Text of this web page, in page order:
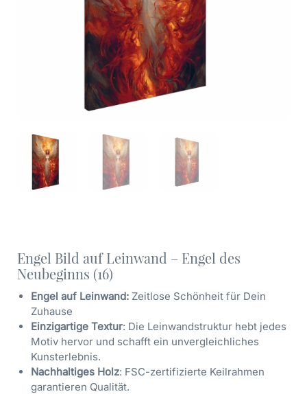
Engel Bild auf Leinwand – Engel des
Neubeginns (16)
Engel auf Leinwand: Zeitlose Schönheit für Dein
Zuhause
Einzigartige Textur: Die Leinwandstruktur hebt jedes
Motiv hervor und schafft ein unvergleichliches
Kunsterlebnis.
Nachhaltiges Holz: FSC-zertifizierte Keilrahmen
garantieren Qualität.